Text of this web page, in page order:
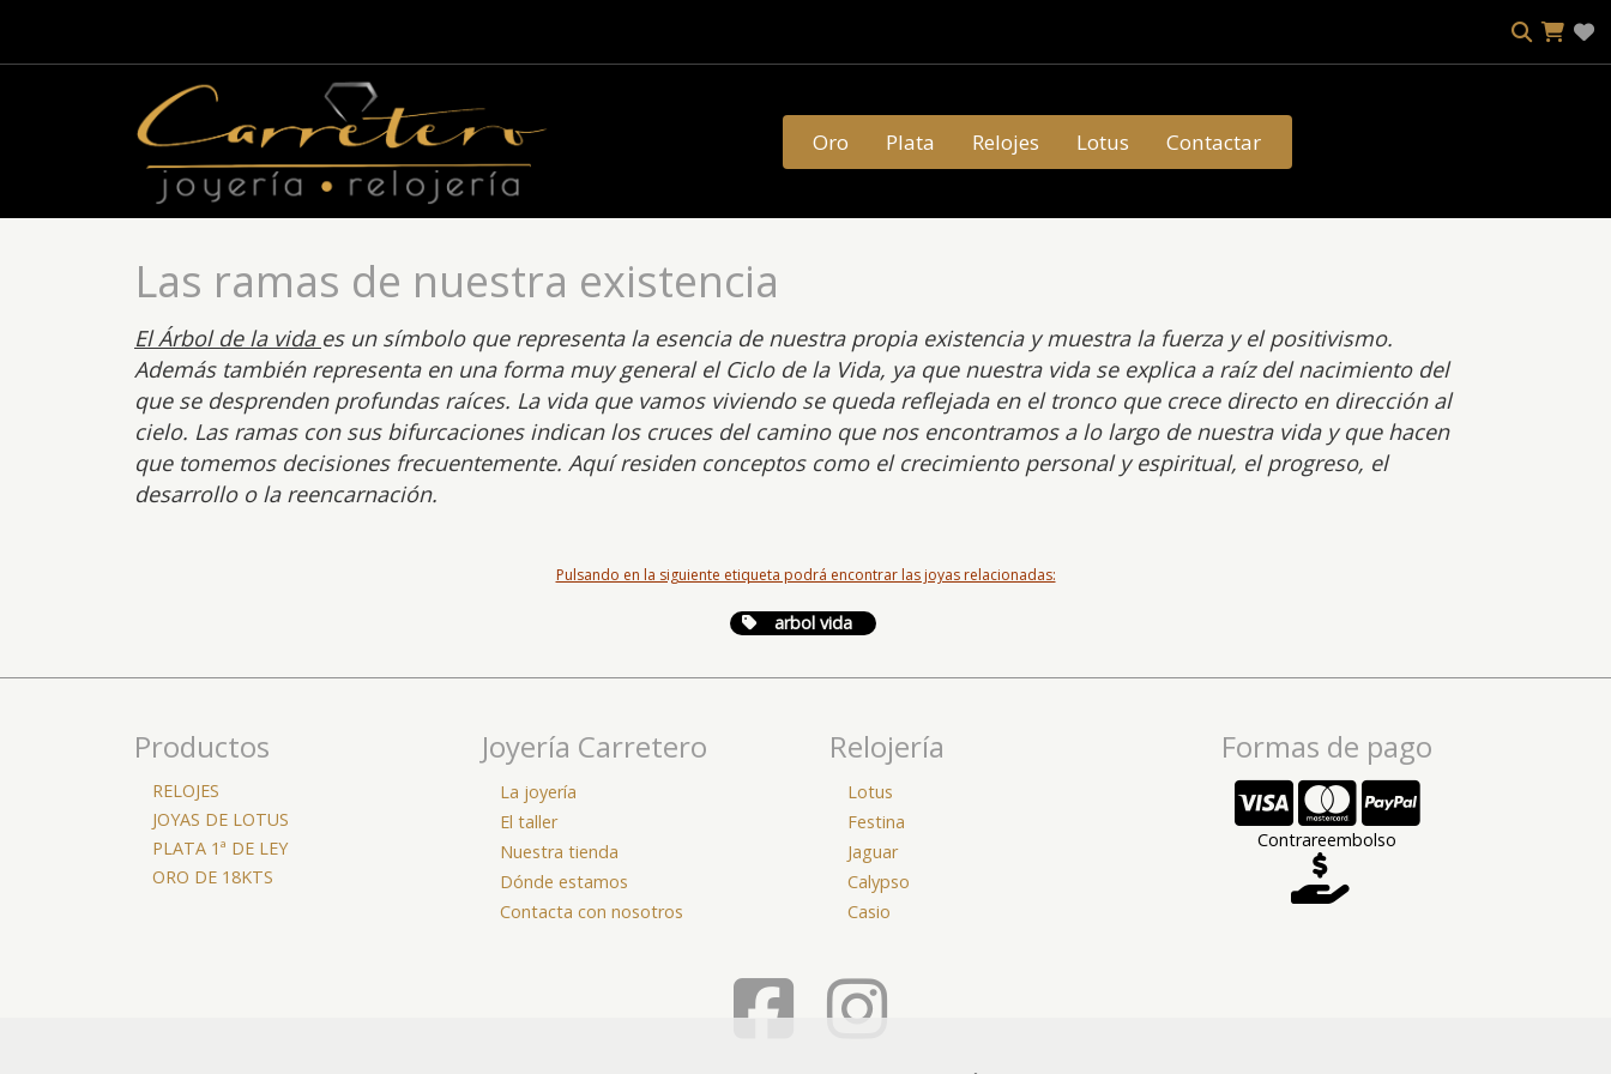
Oro Plata Relojes Lotus Contactar
Las ramas de nuestra existencia
El Árbol de la vida es un símbolo que representa la esencia de nuestra propia existencia y muestra la fuerza y el positivismo.
Además también representa en una forma muy general el Ciclo de la Vida, ya que nuestra vida se explica a raíz del nacimiento del
que se desprenden profundas raíces. La vida que vamos viviendo se queda reflejada en el tronco que crece directo en dirección al
cielo. Las ramas con sus bifurcaciones indican los cruces del camino que nos encontramos a lo largo de nuestra vida y que hacen
que tomemos decisiones frecuentemente. Aquí residen conceptos como el crecimiento personal y espiritual, el progreso, el
desarrollo o la reencarnación.
Pulsando en la siguiente etiqueta podrá encontrar las joyas relacionadas:
arbol vida
Productos
RELOJES
JOYAS DE LOTUS
PLATA 1ª DE LEY
ORO DE 18KTS
Joyería Carretero
La joyería
El taller
Nuestra tienda
Dónde estamos
Contacta con nosotros
Relojería
Lotus
Festina
Jaguar
Calypso
Casio
Formas de pago
Contrareembolso